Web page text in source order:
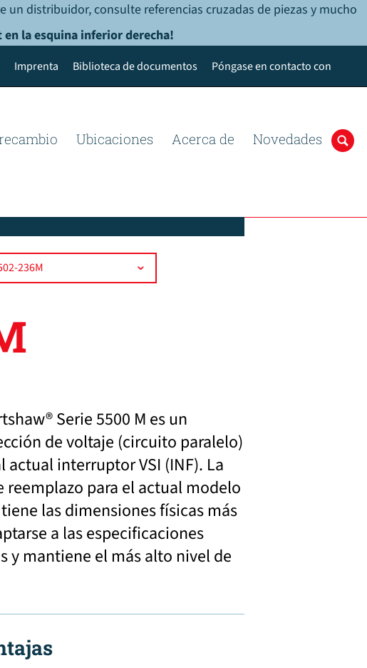
un distribuidor, consulte referencias cruzadas de piezas y mucho
en la esquina inferior derecha!
Imprenta Biblioteca de documentos Póngase en contacto con
Ubicaciones Acerca de Novedades
Serie 5500 M es un
de voltaje (circuito paralelo)
actual interruptor VSI (INF). La
reemplazo para el actual modelo
las dimensiones físicas más
a las especificaciones
y mantiene el más alto nivel de